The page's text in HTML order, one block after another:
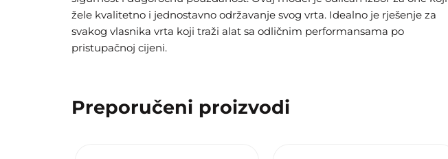
žele kvalitetno i jednostavno održavanje svog vrta. Idealno je rješenje za
svakog vlasnika vrta koji traži alat sa odličnim performansama po
pristupačnoj cijeni.
Preporučeni proizvodi